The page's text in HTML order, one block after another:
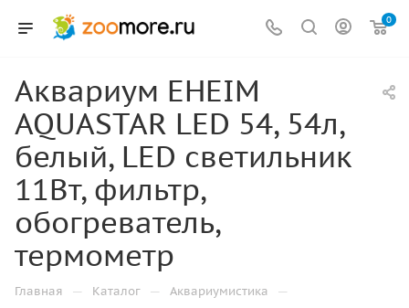
0
Аквариум EHEIM
AQUASTAR LED 54, 54л,
белый, LED светильник
11Вт, фильтр,
обогреватель,
термометр
Главная — Каталог — Аквариумистика —